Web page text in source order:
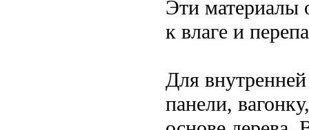
Эти материалы
к влаге и
Для
панели,